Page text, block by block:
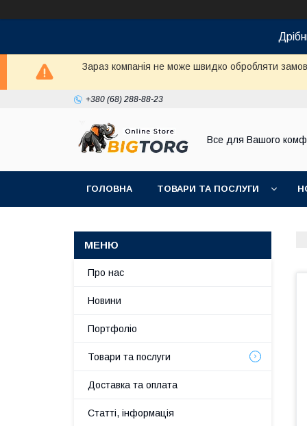
Зараз компанія не може швидко обробляти
+380 (68) 288-88-23
Все для Вашого
ГОЛОВНА ТОВАРИ ТА ПОСЛУГИ
Про нас
Новини
Портфоліо
Товари та послуги
Доставка та оплата
Статті, інформація